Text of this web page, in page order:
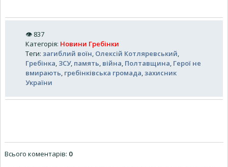
👁 837
Категорія: Новини Гребінки
Теги: загиблий воїн Олексій Котляревський
Гребінка ЗСУ, память війна Полтавщина Герої не
вмирають гребінківська громада захисник
України
Всього коментарів: 0